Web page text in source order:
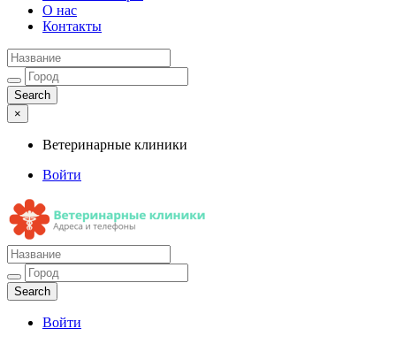
О нас
Контакты
×
Ветеринарные клиники
Войти
Ветеринарные клиники
Адреса и телефоны
Войти